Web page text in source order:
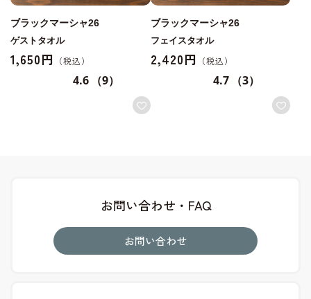
ブラックマーシャ26
ゲストタオル
1,650円
4.6 （9）
ブラックマーシャ26
フェイスタオル
2,420円
4.7 （3）
お問い合わせ・FAQ
お問い合わせ